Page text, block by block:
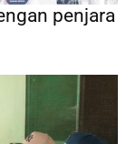
penjara